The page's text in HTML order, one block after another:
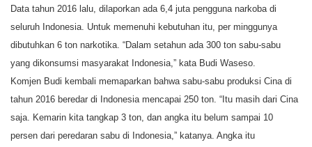
Data tahun 2016 lalu, dilaporkan ada 6,4 juta pengguna narkoba di
seluruh Indonesia. Untuk memenuhi kebutuhan itu, per minggunya
dibutuhkan 6 ton narkotika. “Dalam setahun ada 300 ton sabu-sabu
yang dikonsumsi masyarakat Indonesia,” kata Budi Waseso.
Komjen Budi kembali memaparkan bahwa sabu-sabu produksi Cina di
tahun 2016 beredar di Indonesia mencapai 250 ton. “Itu masih dari Cina
saja. Kemarin kita tangkap 3 ton, dan angka itu belum sampai 10
persen dari peredaran sabu di Indonesia,” katanya. Angka itu